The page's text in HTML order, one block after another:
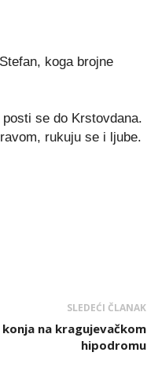
koga brojne
se do Krstovdana.
rukuju se i ljube.
SLEDEĆI ČLANAK
na kragujevačkom
hipodromu